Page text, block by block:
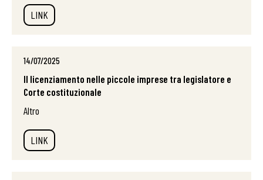
LINK
14/07/2025
Il licenziamento nelle piccole imprese tra legislatore e
Corte costituzionale
Altro
LINK